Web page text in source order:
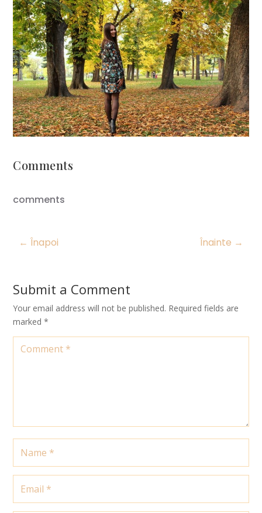
Comments
comments
←Înapoi Înainte →
Submit a Comment
Your email address will not be published. Required fields are
marked*